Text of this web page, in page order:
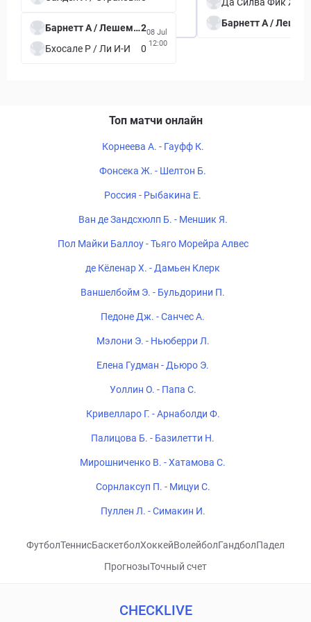
Барнетт А / Лешемиа Е2
Бхосале Р / Ли И-И
0
08 Jul
12:00
Топ матчи онлайн
Корнеева А. - Гауфф К.
Фонсека Ж. - Шелтон Б.
Россия - Рыбакина Е.
Ван де Зандсхюлп Б. - Меншик Я.
Пол Майки Баллоу - Тьяго Морейра Алвес
де Кёленар Х. - Дамьен Клерк
Ваншелбойм Э. - Бульдорини П.
Педоне Дж. - Санчес А.
Мэлони Э. - Ньюберри Л.
Елена Гудман - Дьюро Э.
Уоллин О. - Папа С.
Кривелларо Г. - Арнаболди Ф.
Палицова Б. - Базилетти Н.
Мирошниченко В. - Хатамова С.
Сорнлаксуп П. - Мицуи С.
Пуллен Л. - Симакин И.
ФутболТеннисБаскетболХоккейВолейболГандболПадел
ПрогнозыТочный счет
CHECKLIVE